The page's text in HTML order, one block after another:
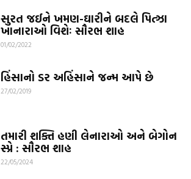
સુરત જઈને ખમણ-ઘારીને બદલે પિત્ઝા
ખાનારાઓ વિશેઃ સૌરભ શાહ
01/02/2022
હિંસાનો ડર અહિંસાને જન્મ આપે છે
27/02/2019
તમારી શક્તિ હણી લેનારાઓ અને બેગોન
સ્પ્રે : સૌરભ શાહ
22/05/2024